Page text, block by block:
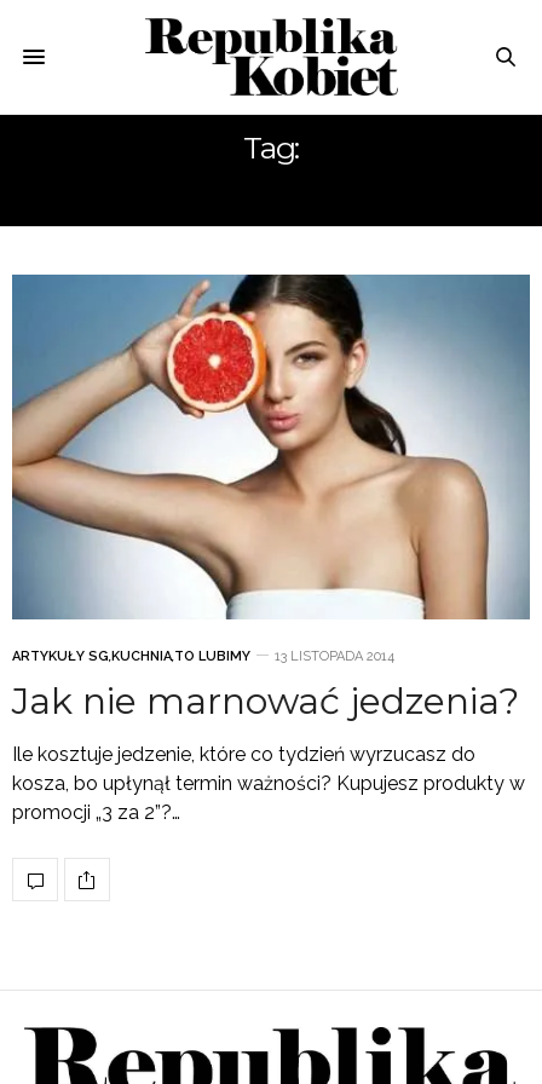
Tag:
ARTYKUŁY SG,KUCHNIA,TO LUBIMY 13 LISTOPADA 2014
Jak nie marnować jedzenia?
Ile kosztuje jedzenie, które co tydzień wyrzucasz do
kosza, bo upłynął termin ważności? Kupujesz produkty w
promocji „3 za 2”?…